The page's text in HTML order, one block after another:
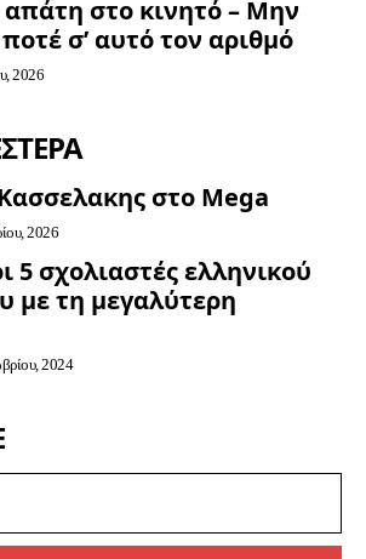
στο κινητό – Μην
σ’ αυτό τον αριθμό
2026
στο Mega
2026
5 σχολιαστές ελληνικού
με τη μεγαλύτερη
2024